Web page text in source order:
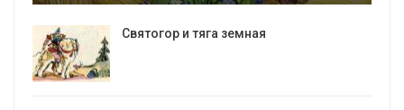
Святогор и тяга земная